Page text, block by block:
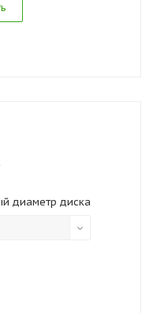
диаметр диска